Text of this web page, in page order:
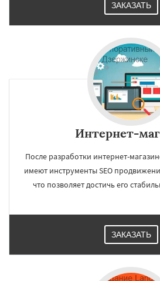
ЗАКАЗАТЬ
Интернет-
После разработки интернет-
имеют инструменты SEO
что позволяет достичь его
ЗАКАЗАТЬ